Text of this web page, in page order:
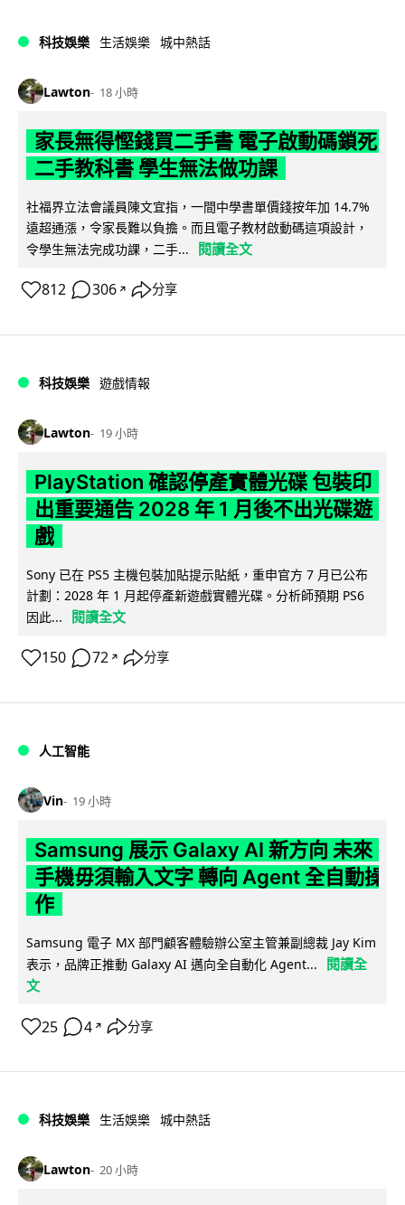
科技娛樂 生活娛樂 城中熱話
Lawton 18 小時
家長無得慳錢買二手書 電子啟動碼鎖死
二手教科書 學生無法做功課
社福界立法會議員陳文宜指，一間中學書單價錢按年加 14.7%
遠超通漲，令家長難以負擔。而且電子教材啟動碼這項設計，
令學生無法完成功課，二手...
閱讀全文
812 306 ↗ 分享
科技娛樂 遊戲情報
Lawton 19 小時
PlayStation 確認停產實體光碟 包裝印
出重要通告 2028 年 1 月後不出光碟遊
戲
Sony 已在 PS5 主機包裝加貼提示貼紙，重申官方 7 月已公布
計劃：2028 年 1 月起停產新遊戲實體光碟。分析師預期 PS6
因此...
閱讀全文
150 72 ↗ 分享
人工智能
Vin 19 小時
Samsung 展示 Galaxy AI 新方向 未來
手機毋須輸入文字 轉向 Agent 全自動操
作
Samsung 電子 MX 部門顧客體驗辦公室主管兼副總裁 Jay Kim
表示，品牌正推動 Galaxy AI 邁向全自動化 Agent...
閱讀全
文
25 4 ↗ 分享
科技娛樂 生活娛樂 城中熱話
Lawton 20 小時